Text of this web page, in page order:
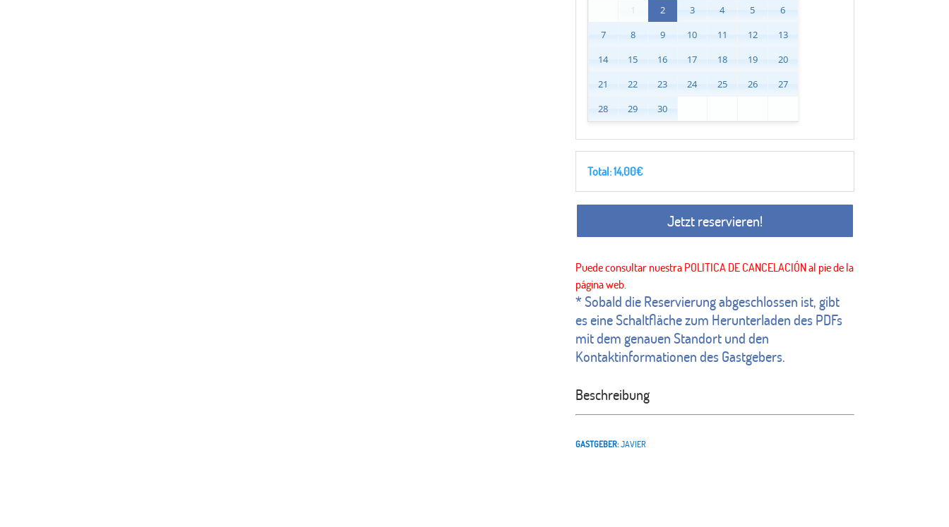
1 2 3 4 5
6
7
8 9 10 11 12
13
14
15 16 17 18 19
20
21
22 23 24 25 26
27
28
29 30
Total:14,00€
Jetzt reservieren!
* Sobald die Reservierung abgeschlossen ist, gibt
es eine Schaltfläche zum Herunterladen des PDFs
mit dem genauen Standort und den
Kontaktinformationen des Gastgebers.
Beschreibung
GASTGEBER:JAVIER